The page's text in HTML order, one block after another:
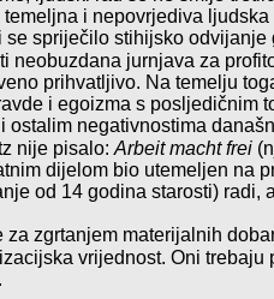
i nepovrjediva
spriječilo stihijsko odvijanje
neobuzdana jurnjava za
prihvatljivo. Na temelju
i egoizma s posljedičnim
negativnostima
nije pisalo: Arbeit macht frei
dijelom bio utemeljen na
od 14 godina starosti) radi,
zgrtanjem materijalnih
vrijednost. Oni trebaju